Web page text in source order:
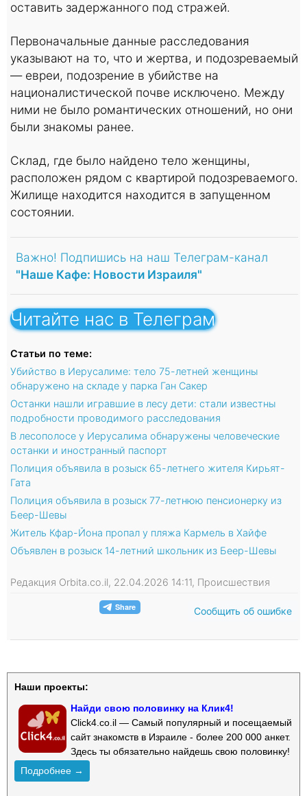
оставить задержанного под стражей.
Первоначальные данные расследования
указывают на то, что и жертва, и подозреваемый
— евреи, подозрение в убийстве на
националистической почве исключено. Между
ними не было романтических отношений, но они
были знакомы ранее.
Склад, где было найдено тело женщины,
расположен рядом с квартирой подозреваемого.
Жилище находится находится в запущенном
состоянии.
Важно! Подпишись на наш Телеграм-канал
"Наше Кафе: Новости Израиля"
Читайте нас в Телеграм
Статьи по теме:
Убийство в Иерусалиме: тело 75-летней женщины
обнаружено на складе у парка Ган Сакер
Останки нашли игравшие в лесу дети: стали известны
подробности проводимого расследования
В лесополосе у Иерусалима обнаружены человеческие
останки и иностранный паспорт
Полиция объявила в розыск 65-летнего жителя Кирьят-
Гата
Полиция объявила в розыск 77-летнюю пенсионерку из
Беер-Шевы
Житель Кфар-Йона пропал у пляжа Кармель в Хайфе
Объявлен в розыск 14-летний школьник из Беер-Шевы
Редакция Orbita.co.il, 22.04.2026 14:11, Происшествия
Сообщить об ошибке
Наши проекты:
Найди свою половинку на Клик4!
Click4.co.il — Самый популярный и посещаемый
сайт знакомств в Израиле - более 200 000 анкет.
Здесь ты обязательно найдешь свою половинку!
Подробнее →